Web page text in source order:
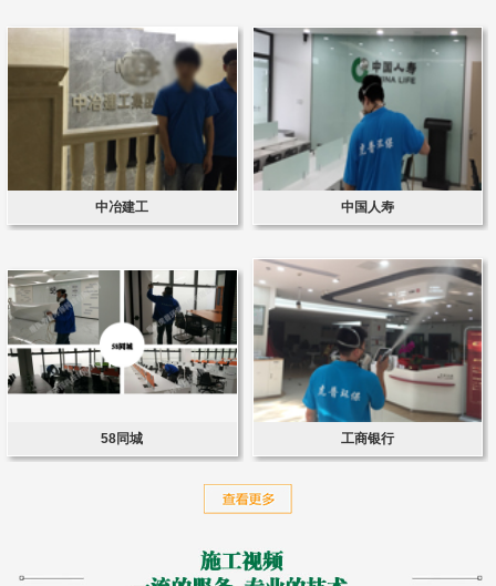
中冶建工 中国人寿
58同城 工商银行